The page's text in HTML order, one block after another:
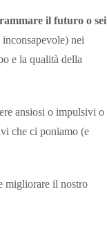
il futuro o sei
nei
e la qualità della
ansiosi o impulsivi o
che ci poniamo (e
migliorare il nostro